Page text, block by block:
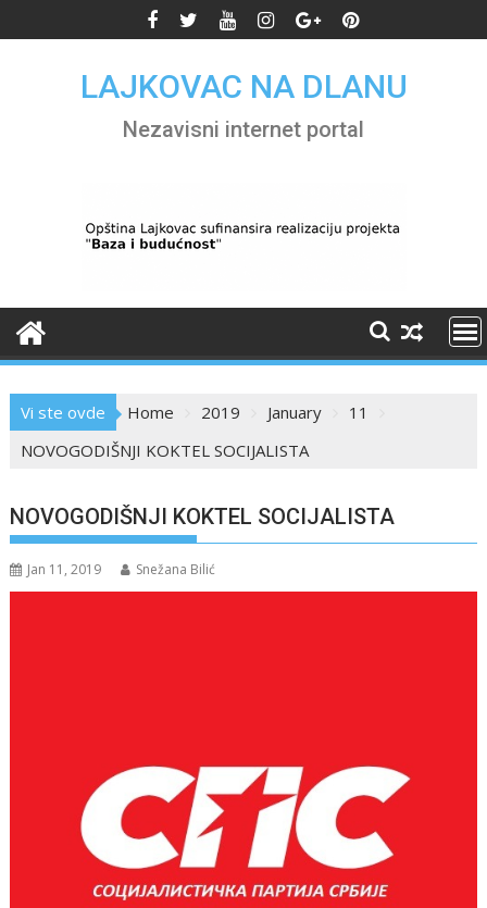
to
LAJKOVAC NA DLANU
Nezavisni internet portal
Vi ste ovde Home 2019 January
11
NOVOGODIŠNJI KOKTEL SOCIJALISTA
NOVOGODIŠNJI KOKTEL SOCIJALISTA
Jan 11, 2019 Snežana Bilić